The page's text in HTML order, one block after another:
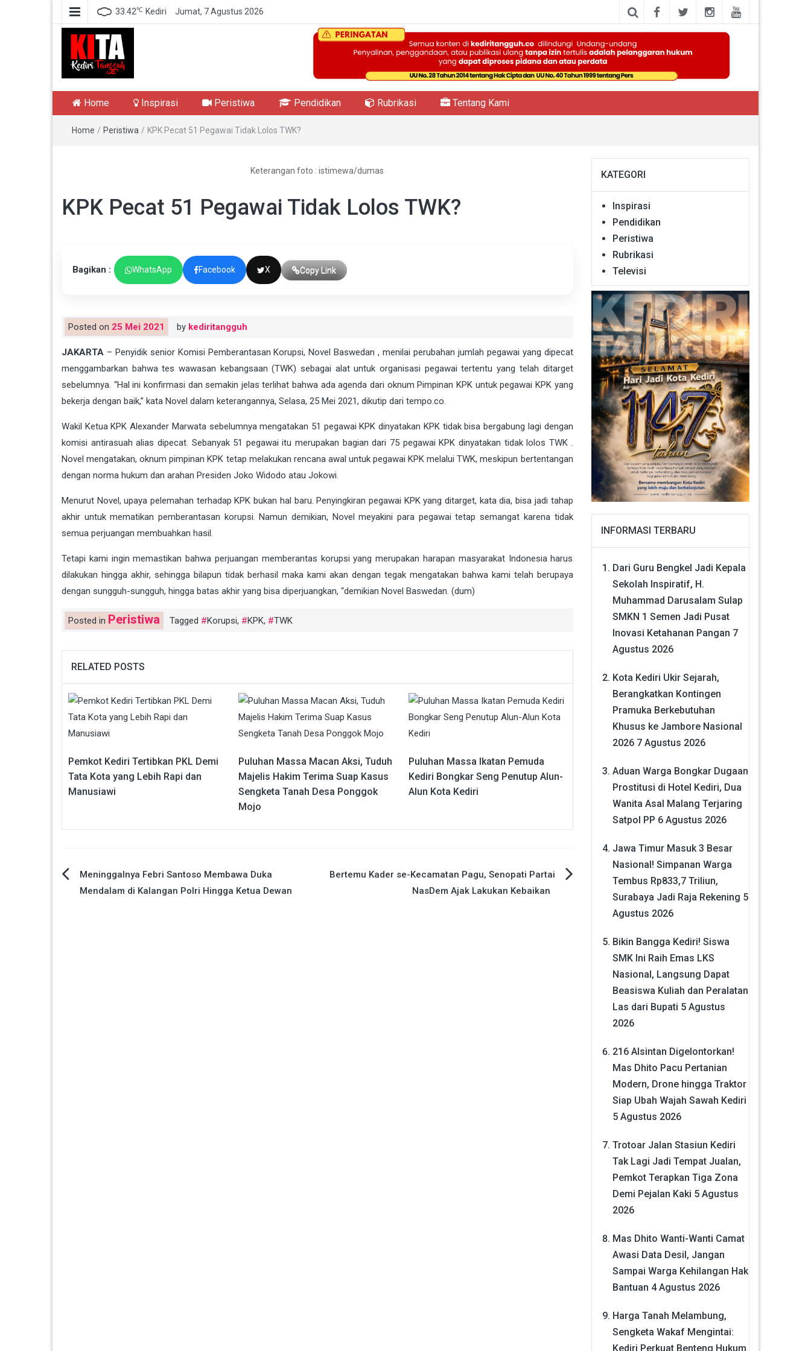
33.42℃ Kediri Jumat, 7 Agustus 2026
Kediri Tangguh
Home Inspirasi Peristiwa Pendidikan Rubrikasi Tentang Kami
Home / Peristiwa / KPK Pecat 51 Pegawai Tidak Lolos TWK?
Keterangan foto : istimewa/dumas
KPK Pecat 51 Pegawai Tidak Lolos TWK?
Bagikan : WhatsApp Facebook X Copy Link
Posted on 25 Mei 2021 by kediritangguh
JAKARTA – Penyidik ​​senior Komisi Pemberantasan Korupsi,Novel Baswedan , menilai perubahan jumlah pegawai yang dipecat
menggambarkan bahwa tes wawasan kebangsaan (TWK) sebagai alat untuk organisasi pegawai tertentu yang telah ditarget
sebelumnya. “Hal ini konfirmasi dan semakin jelas terlihat bahwa ada agenda dari oknum Pimpinan KPK untuk pegawai KPK yang
bekerja dengan baik,” kata Novel dalam keterangannya, Selasa, 25 Mei 2021, dikutip dari tempo.co.
Wakil KetuaKPK Alexander Marwata sebelumnya mengatakan 51 pegawai KPK dinyatakan KPK tidak bisa bergabung lagi dengan
komisi antirasuah alias dipecat. Sebanyak 51 pegawai itu merupakan bagian dari 75 pegawai KPK dinyatakan tidak lolos TWK.
Novel mengatakan, oknumpimpinan KPK tetap melakukan rencana awal untuk pegawai KPK melalui TWK, meskipun bertentangan
dengan norma hukum dan arahan Presiden Joko Widodo atau Jokowi.
Menurut Novel, upaya pelemahan terhadap KPK bukan hal baru. Penyingkiran pegawai KPK yang ditarget, kata dia, bisa jadi tahap
akhir untuk mematikan pemberantasan korupsi. Namun demikian, Novel meyakini para pegawai tetap semangat karena tidak
semua perjuangan membuahkan hasil.
Tetapi kami ingin memastikan bahwa perjuangan memberantas korupsi yang merupakan harapan masyarakat Indonesia harus
dilakukan hingga akhir, sehingga bilapun tidak berhasil maka kami akan dengan tegak mengatakan bahwa kami telah berupaya
dengan sungguh-sungguh, hingga batas akhir yang bisa diperjuangkan, “demikian Novel Baswedan. (dum)
Posted in Peristiwa Tagged Korupsi, KPK, TWK
RELATED POSTS
Pemkot Kediri Tertibkan PKL Demi
Tata Kota yang Lebih Rapi dan
Manusiawi
Puluhan Massa Macan Aksi, Tuduh
Majelis Hakim Terima Suap Kasus
Sengketa Tanah Desa Ponggok
Mojo
Puluhan Massa Ikatan Pemuda
Kediri Bongkar Seng Penutup Alun-
Alun Kota Kediri
Navigasi
Meninggalnya Febri Santoso Membawa Duka
Mendalam di Kalangan Polri Hingga Ketua Dewan
Bertemu Kader se-Kecamatan Pagu, Senopati Partai
NasDem Ajak Lakukan Kebaikan
KATEGORI
Inspirasi
Pendidikan
Peristiwa
Rubrikasi
Televisi
INFORMASI TERBARU
Dari Guru Bengkel Jadi Kepala
Sekolah Inspiratif, H.
Muhammad Darusalam Sulap
SMKN 1 Semen Jadi Pusat
Inovasi Ketahanan Pangan 7
Agustus 2026
Kota Kediri Ukir Sejarah,
Berangkatkan Kontingen
Pramuka Berkebutuhan
Khusus ke Jambore Nasional
2026 7 Agustus 2026
Aduan Warga Bongkar Dugaan
Prostitusi di Hotel Kediri, Dua
Wanita Asal Malang Terjaring
Satpol PP 6 Agustus 2026
Jawa Timur Masuk 3 Besar
Nasional! Simpanan Warga
Tembus Rp833,7 Triliun,
Surabaya Jadi Raja Rekening 5
Agustus 2026
Bikin Bangga Kediri! Siswa
SMK Ini Raih Emas LKS
Nasional, Langsung Dapat
Beasiswa Kuliah dan Peralatan
Las dari Bupati 5 Agustus
2026
216 Alsintan Digelontorkan!
Mas Dhito Pacu Pertanian
Modern, Drone hingga Traktor
Siap Ubah Wajah Sawah Kediri
5 Agustus 2026
Trotoar Jalan Stasiun Kediri
Tak Lagi Jadi Tempat Jualan,
Pemkot Terapkan Tiga Zona
Demi Pejalan Kaki 5 Agustus
2026
Mas Dhito Wanti-Wanti Camat
Awasi Data Desil, Jangan
Sampai Warga Kehilangan Hak
Bantuan 4 Agustus 2026
Harga Tanah Melambung,
Sengketa Wakaf Mengintai:
Kediri Perkuat Benteng Hukum